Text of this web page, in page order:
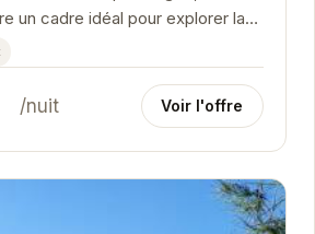
un cadre idéal pour explorer la
Avec une vue imprenable...
/nuit Voir l'offre